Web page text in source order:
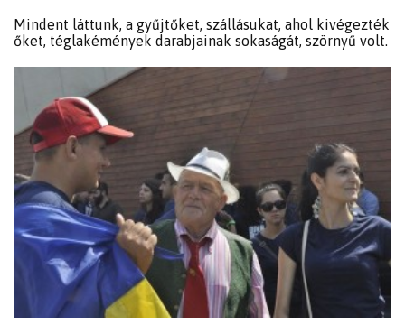
Mindent láttunk, a gyűjtőket, szállásukat, ahol kivégezték
őket, téglakémények darabjainak sokaságát, szörnyű volt.